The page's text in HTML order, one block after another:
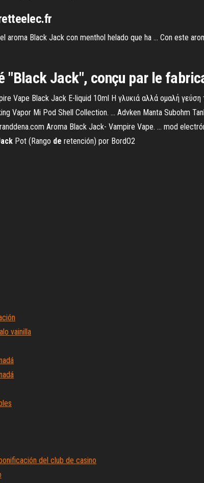
aroma Black Jack con menthol helado que ha ... Con este
"Black Jack", conçu par le
Vape Black Jack E-liquid 10ml Η γλυκιά αλλά ομαλή
Vapor Mi Pod Shell Collection. ... Advken Manta Subohm
Aroma Black Jack- Vampire Vape. ... mod
Pot (Rango de retención) por BordO2
vainilla
del club de casino